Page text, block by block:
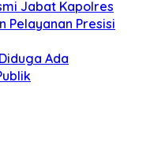
Jabat Kapolres
Pelayanan Presisi
Ada